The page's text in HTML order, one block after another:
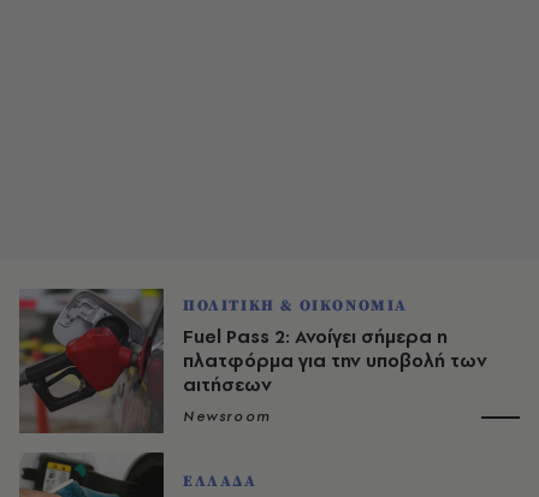
ΠΟΛΙΤΙΚΗ & ΟΙΚΟΝΟΜΙΑ
Fuel Pass 2: Ανοίγει σήμερα η
πλατφόρμα για την υποβολή των
αιτήσεων
Newsroom
ΕΛΛΑΔΑ